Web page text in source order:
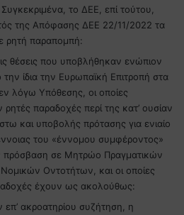
το ΔΕΕ, επί τούτου,
της Απόφασης ΔΕΕ 22/11/2022 τα
ρητή παραπομπή:
θέσεις που υποβλήθηκαν ενώπιον
ίδια την Ευρωπαϊκή Επιτροπή στα
λόγω Υπόθεσης, οι οποίες
ρητές παραδοχές περί της κατ’ ουσίαν
και υποβολής πρότασης για ενιαίο
του «έννομου συμφέροντος»
πρόσβαση σε Μητρώο Πραγματικών
Οντοτήτων, και οι οποίες
έχουν ως ακολούθως:
επ’ ακροατηρίου συζήτηση, η